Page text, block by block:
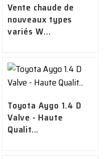
Vente chaude de
nouveaux types
variés W...
Toyota Aygo 1.4 D
Valve - Haute
Qualit...